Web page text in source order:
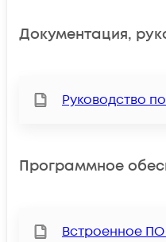
Документация,
Руководство
Программное
Встроенное ПО